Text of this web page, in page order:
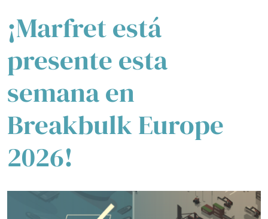
¡Marfret está
presente esta
semana en
Breakbulk Europe
2026!